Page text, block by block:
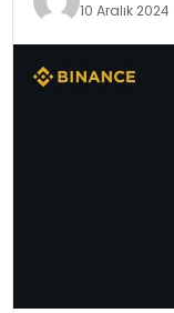
MAGAZIN
SIYASET
10 Aralık 2024